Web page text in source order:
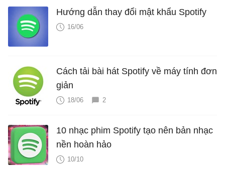
Hướng dẫn thay đổi mật khẩu Spotify
16/06
Cách tải bài hát Spotify về máy tính đơn
giản
18/06 2
10 nhạc phim Spotify tạo nên bản nhạc
nền hoàn hảo
10/10